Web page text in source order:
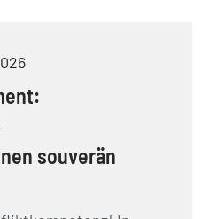
souverän